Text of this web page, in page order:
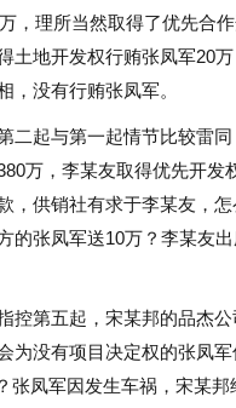
，理所当然取得了优先合
土地开发权行贿张凤军20
，没有行贿张凤军。
二起与第一起情节比较雷
万，李某友取得优先开发
，供销社有求于李某友，
的张凤军送10万？李某友
控第五起，宋某邦的品杰
为没有项目决定权的张凤
张凤军因发生车祸，宋某